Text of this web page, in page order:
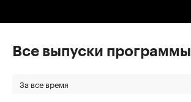
Все выпуски программы
За все время